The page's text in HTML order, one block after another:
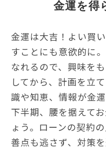
金運を得
金運は大吉！よい買
すことにも意欲的に
なれるので、興味を
してから、計画を立
識や知恵、情報が金
下半期、腰を据えて
ょう。ローンの契約
善点も逃さず、対策を